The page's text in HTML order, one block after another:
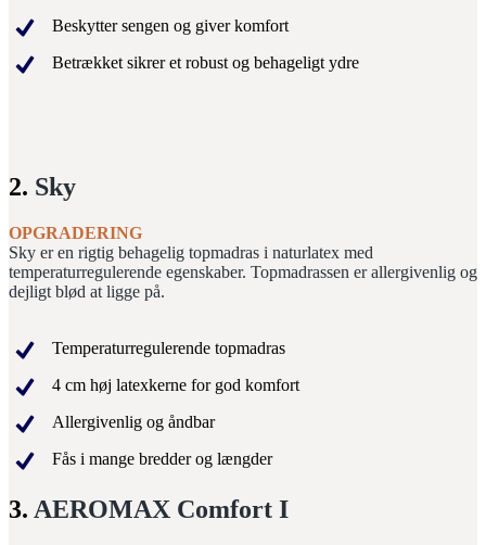
Beskytter sengen og giver komfort
Betrækket sikrer et robust og behageligt ydre
2. Sky
OPGRADERING
Sky er en rigtig behagelig topmadras i naturlatex med
temperaturregulerende egenskaber. Topmadrassen er allergivenlig og
dejligt blød at ligge på.
Temperaturregulerende topmadras
4 cm høj latexkerne for god komfort
Allergivenlig og åndbar
Fås i mange bredder og længder
3. AEROMAX Comfort I